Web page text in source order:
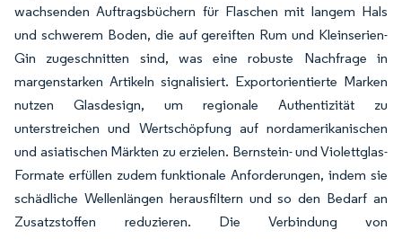
wachsenden Auftragsbüchern für Flaschen mit langem Hals
und schwerem Boden, die auf gereiften Rum und Kleinserien-
Gin zugeschnitten sind, was eine robuste Nachfrage in
margenstarken Artikeln signalisiert. Exportorientierte Marken
nutzen Glasdesign, um regionale Authentizität zu
unterstreichen und Wertschöpfung auf nordamerikanischen
und asiatischen Märkten zu erzielen. Bernstein- und Violettglas-
Formate erfüllen zudem funktionale Anforderungen, indem sie
schädliche Wellenlängen herausfiltern und so den Bedarf an
Zusatzstoffen reduzieren. Die Verbindung von